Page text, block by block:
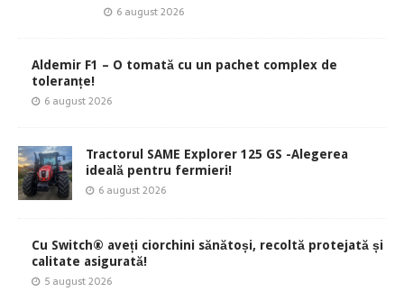
6 august 2026
Aldemir F1 – O tomată cu un pachet complex de
toleranțe!
6 august 2026
Tractorul SAME Explorer 125 GS -Alegerea
ideală pentru fermieri!
6 august 2026
Cu Switch® aveți ciorchini sănătoși, recoltă protejată și
calitate asigurată!
5 august 2026